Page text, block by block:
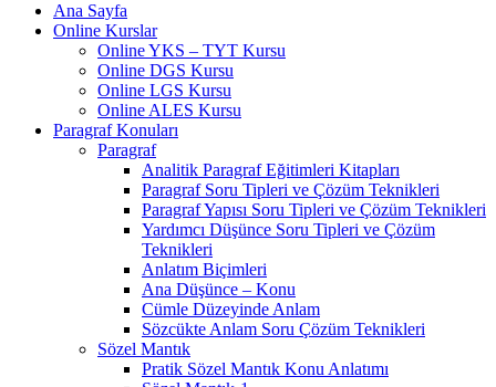
Ana Sayfa
Online Kurslar
Online YKS – TYT Kursu
Online DGS Kursu
Online LGS Kursu
Online ALES Kursu
Paragraf Konuları
Paragraf
Analitik Paragraf Eğitimleri Kitapları
Paragraf Soru Tipleri ve Çözüm Teknikleri
Paragraf Yapısı Soru Tipleri ve Çözüm Teknikleri
Yardımcı Düşünce Soru Tipleri ve Çözüm
Teknikleri
Anlatım Biçimleri
Ana Düşünce – Konu
Cümle Düzeyinde Anlam
Sözcükte Anlam Soru Çözüm Teknikleri
Sözel Mantık
Pratik Sözel Mantık Konu Anlatımı